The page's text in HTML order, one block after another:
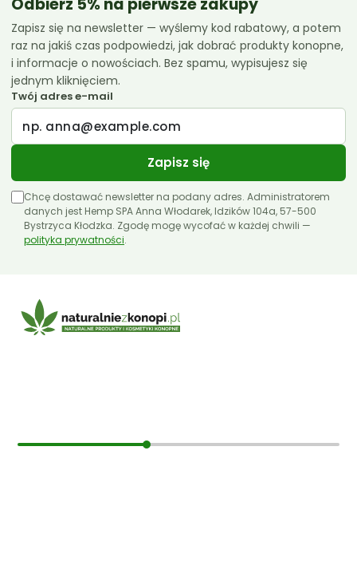
Odbierz 5% na pierwsze zakupy
Zapisz się na newsletter — wyślemy kod rabatowy, a potem
raz na jakiś czas podpowiedzi, jak dobrać produkty konopne,
i informacje o nowościach. Bez spamu, wypisujesz się
jednym kliknięciem.
Twój adres e-mail
Zapisz się
Chcę dostawać newsletter na podany adres. Administratorem
danych jest Hemp SPA Anna Włodarek, Idzików 104a, 57-500
Bystrzyca Kłodzka. Zgodę mogę wycofać w każdej chwili —
polityka prywatności.